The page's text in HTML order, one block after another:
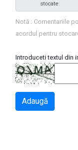
stocate
Notă : Comentariile
acordul pentru
Introduceti textul din
Adaugă